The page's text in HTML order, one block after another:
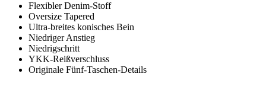
Flexibler Denim-Stoff
Oversize Tapered
Ultra-breites konisches Bein
Niedriger Anstieg
Niedrigschritt
YKK-Reißverschluss
Originale Fünf-Taschen-Details